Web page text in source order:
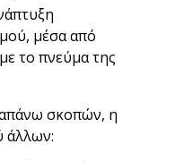
μέσα από
το πνεύμα της
σκοπών, η
άλλων: